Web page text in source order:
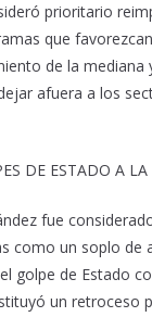
prioritario
que
de la mediana
afuera a los
DE ESTADO A LA
fue
como un soplo de
golpe de Estado
un retroceso